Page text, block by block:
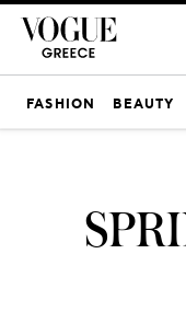
FASHION BEAUTY